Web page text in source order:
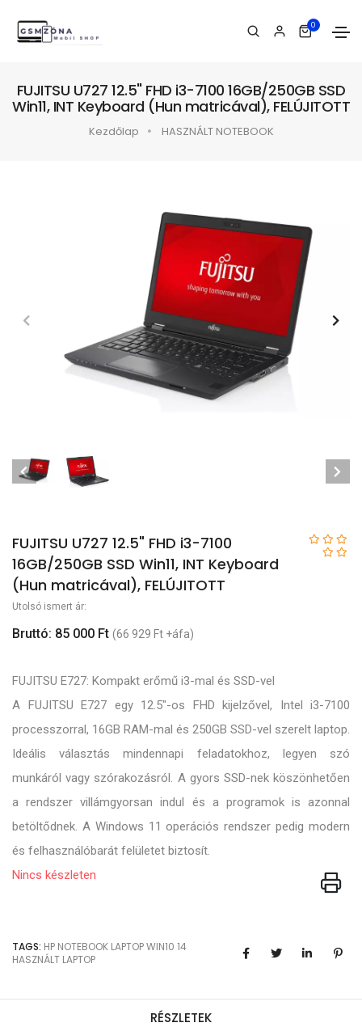
0
FUJITSU U727 12.5" FHD i3-7100 16GB/250GB SSD
Win11, INT Keyboard (Hun matricával), FELÚJITOTT
Kezdőlap HASZNÁLT NOTEBOOK
FUJITSU U727 12.5" FHD i3-7100
16GB/250GB SSD Win11, INT Keyboard
(Hun matricával), FELÚJITOTT
Utolsó ismert ár:
Bruttó: 85 000 Ft (66 929 Ft +áfa)
FUJITSU E727: Kompakt erőmű i3-mal és SSD-vel
A FUJITSU E727 egy 12.5"-os FHD kijelzővel, Intel i3-7100
processzorral, 16GB RAM-mal és 250GB SSD-vel szerelt laptop.
Ideális választás mindennapi feladatokhoz, legyen szó
munkáról vagy szórakozásról. A gyors SSD-nek köszönhetően
a rendszer villámgyorsan indul és a programok is azonnal
betöltődnek. A Windows 11 operációs rendszer pedig modern
és felhasználóbarát felületet biztosít.
Nincs készleten
TAGS: HP NOTEBOOK LAPTOPWIN10 14
HASZNÁLT LAPTOP
RÉSZLETEK